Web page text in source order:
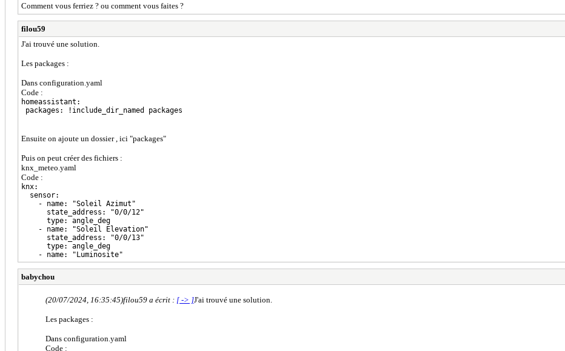
Comment vous ferriez ? ou comment vous faites ?
filou59
J'ai trouvé une solution.
Les packages :
Dans configuration.yaml
Code :
homeassistant:
packages: !include_dir_named packages
Ensuite on ajoute un dossier , ici "packages"
Puis on peut créer des fichiers :
knx_meteo.yaml
Code :
knx:
sensor:
- name: "Soleil Azimut"
state_address: "0/0/12"
type: angle_deg
- name: "Soleil Elevation"
state_address: "0/0/13"
type: angle_deg
- name: "Luminosite"
babychou
(20/07/2024, 16:35:45)filou59 a écrit : [ -> ]J'ai trouvé une solution.
Les packages :
Dans configuration.yaml
Code :